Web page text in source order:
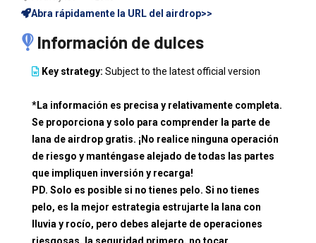
Abra rápidamente la URL del airdrop>>
Información de dulces
Key strategy: Subject to the latest official version
*La información es precisa y relativamente completa.
Se proporciona y solo para comprender la parte de
lana de airdrop gratis. ¡No realice ninguna operación
de riesgo y manténgase alejado de todas las partes
que impliquen inversión y recarga!
PD. Solo es posible si no tienes pelo. Si no tienes
pelo, es la mejor estrategia estrujarte la lana con
lluvia y rocío, pero debes alejarte de operaciones